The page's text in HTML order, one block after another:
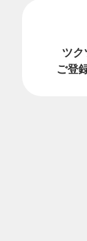
ツク
ご登